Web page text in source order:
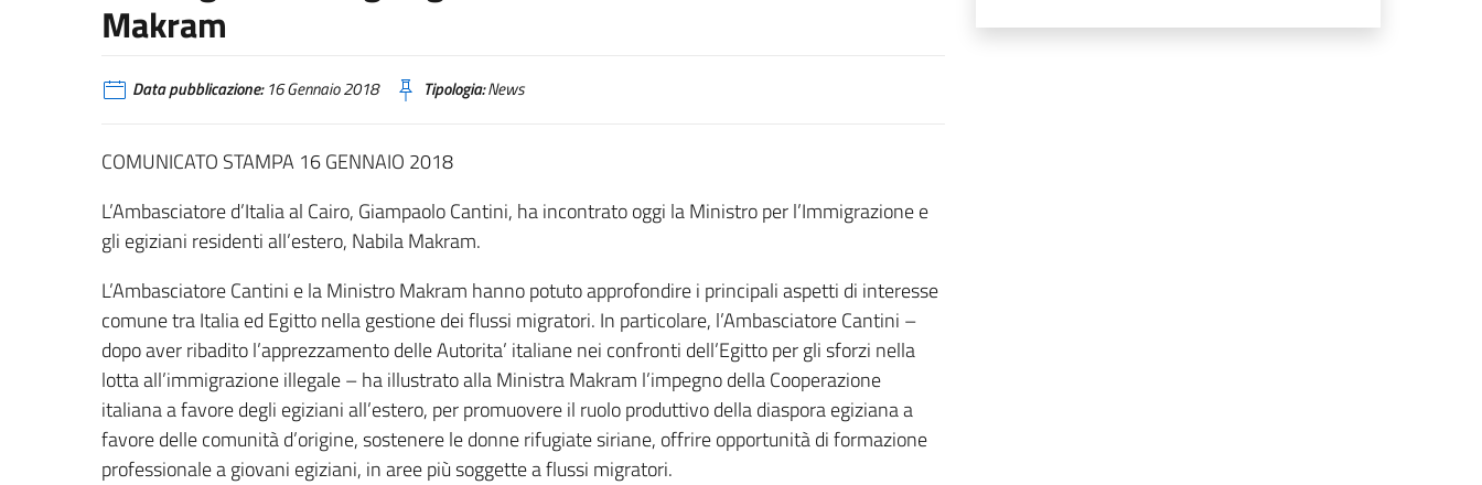
Makram
Data pubblicazione:16 Gennaio 2018 Tipologia:News
COMUNICATO STAMPA 16 GENNAIO 2018
L’Ambasciatore d’Italia al Cairo, Giampaolo Cantini, ha incontrato oggi la Ministro per l’Immigrazione e
gli egiziani residenti all’estero, Nabila Makram.
L’Ambasciatore Cantini e la Ministro Makram hanno potuto approfondire i principali aspetti di interesse
comune tra Italia ed Egitto nella gestione dei flussi migratori. In particolare, l’Ambasciatore Cantini –
dopo aver ribadito l’apprezzamento delle Autorita’ italiane nei confronti dell’Egitto per gli sforzi nella
lotta all’immigrazione illegale – ha illustrato alla Ministra Makram l’impegno della Cooperazione
italiana a favore degli egiziani all’estero, per promuovere il ruolo produttivo della diaspora egiziana a
favore delle comunità d’origine, sostenere le donne rifugiate siriane, offrire opportunità di formazione
professionale a giovani egiziani, in aree più soggette a flussi migratori.